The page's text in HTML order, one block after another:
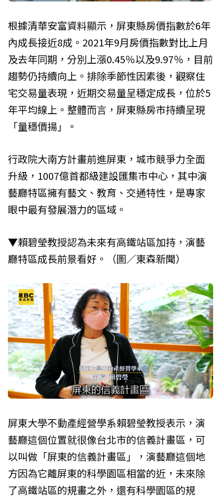
根據清華安富資料顯示，屏東縣房價指數於6年
內成長接近8成。2021年9月房價指數對比上月
及去年同期，分別上漲0.45％以及9.97％，目前
趨勢仍持續向上。排除季節性因素後，觀察住
宅交易量表現，近期交易量呈穩定成長，位於5
年平均線上。整體而言，屏東縣房市持續呈現
「量穩價揚」。
行政院大南方計畫前進屏東，城市競爭力全面
升級，1007億首都級建設匯集市中心，其中演
藝廳特區擁有藝文、教育、交通特性，是專家
眼中最有發展潛力的區域。
▼賴碧瑩教授認為未來有高鐵站區加持，演藝
廳特區成長前景看好。（圖／東森新聞）
屏東大學不動產經營學系賴碧瑩教授表示，演
藝廳這個位置就很像台北市的信義計畫區，可
以叫做「屏東的信義計畫區」，演藝廳這個地
方因為它離屏東的科學園區相當的近，未來除
了高鐵站區的規畫之外，還有科學園區的規